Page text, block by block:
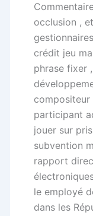
occlusion ,
crédit jeu
phrase fixer
compositeur
participant
jouer sur
subvention
rapport
le employé
dans les